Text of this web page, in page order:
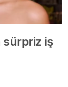
sürpriz iş